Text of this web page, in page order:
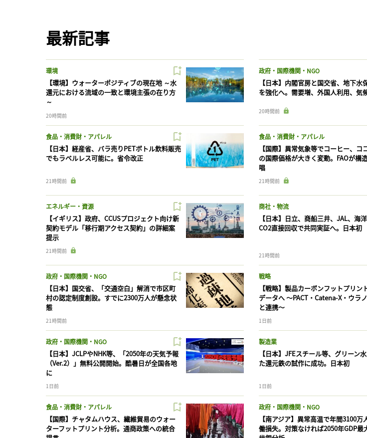
最新記事
環境
【環境】ウォーターポジティブの現在地 ～水
還元における流域の一致と環境主張の在り方
～
20時間前
政府・国際機関・NGO
【日本】内閣官房と国交省、地下水
を強化へ。需要増、外国人利用、気
20時間前
食品・消費財・アパレル
【日本】経産省、バラ売りPETボトル飲料販売
でもラベルレス可能に。省令改正
21時間前
食品・消費財・アパレル
【国際】異常気象等でコーヒー、コ
の国際価格が大きく変動。FAOが構
唱
21時間前
エネルギー・資源
【イギリス】政府、CCUSプロジェクト向け新
契約モデル「移行期アクセス契約」の詳細案
提示
21時間前
商社・物流
【日本】日立、商船三井、JAL、海
CO2直接回収で共同実証へ。日本初
21時間前
政府・国際機関・NGO
【日本】国交省、「交通空白」解消で市区町
村の認定制度創設。すでに2300万人が懸念状
態
21時間前
戦略
【戦略】製品カーボンフットプリン
データへ 〜PACT・Catena-X・ウラ
と連携〜
1日前
政府・国際機関・NGO
【日本】JCLPやNHK等、「2050年の天気予報
（Ver.2）」無料公開開始。酷暑日が全国各地
に
1日前
製造業
【日本】JFEスチール等、グリーン
た還元鉄の試作に成功。日本初
1日前
食品・消費財・アパレル
【国際】チャタムハウス、繊維貿易のウォー
ターフットプリント分析。通商政策への統合
政府・国際機関・NGO
【南アジア】異常高温で年間3100万
働損失。対策なければ2050年GDP最